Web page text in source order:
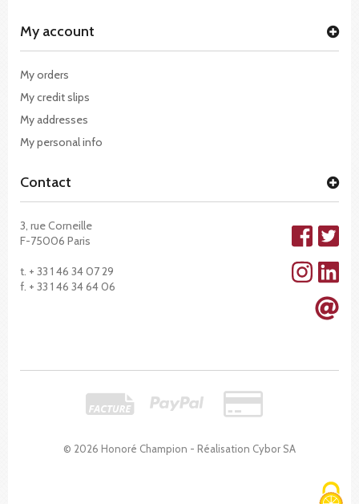
© 2026 Honoré Champion - Réalisation Cybor SA
My account
My orders
My credit slips
My addresses
My personal info
Contact
3, rue Corneille
F-75006 Paris
t. + 33 1 46 34 07 29
f. + 33 1 46 34 64 06